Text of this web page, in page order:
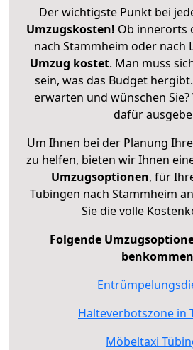
Der wichtigste Punkt bei
Umzugskosten! Ob innerorts
nach Stammheim oder nach
Umzug kostet. Man muss
sein, was das Budget
erwarten und wünschen Sie?
dafür
Um Ihnen bei der Planung
zu helfen, bieten wir Ihnen
Umzugsoptionen, für
Tübingen nach Stammheim
Sie die volle
Folgende
Halteverbotszone in
Möbeltaxi